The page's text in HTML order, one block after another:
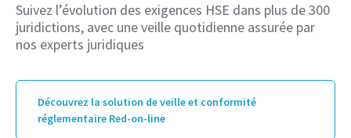
Suivez l’évolution des exigences HSE dans plus de 300
juridictions, avec une veille quotidienne assurée par
nos experts juridiques
Découvrez la solution de veille et conformité
réglementaire Red-on-line